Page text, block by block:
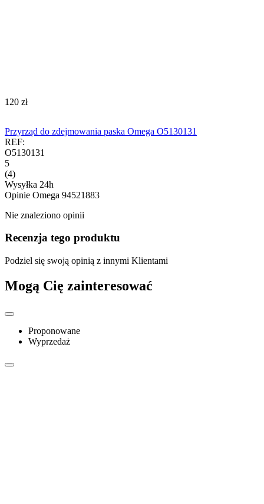
‍120‍ zł
Przyrząd do zdejmowania paska Omega O5130131
REF:
O5130131
5
(4)
Wysyłka 24h
Opinie Omega 94521883
Nie znaleziono opinii
Recenzja tego produktu
Podziel się swoją opinią z innymi Klientami
Mogą Cię zainteresować
Proponowane
Wyprzedaż